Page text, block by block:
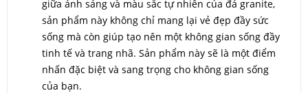
giữa ánh sáng và màu sắc tự nhiên của đá granite,
sản phẩm này không chỉ mang lại vẻ đẹp đầy sức
sống mà còn giúp tạo nên một không gian sống đầy
tinh tế và trang nhã. Sản phẩm này sẽ là một điểm
nhấn đặc biệt và sang trọng cho không gian sống
của bạn.